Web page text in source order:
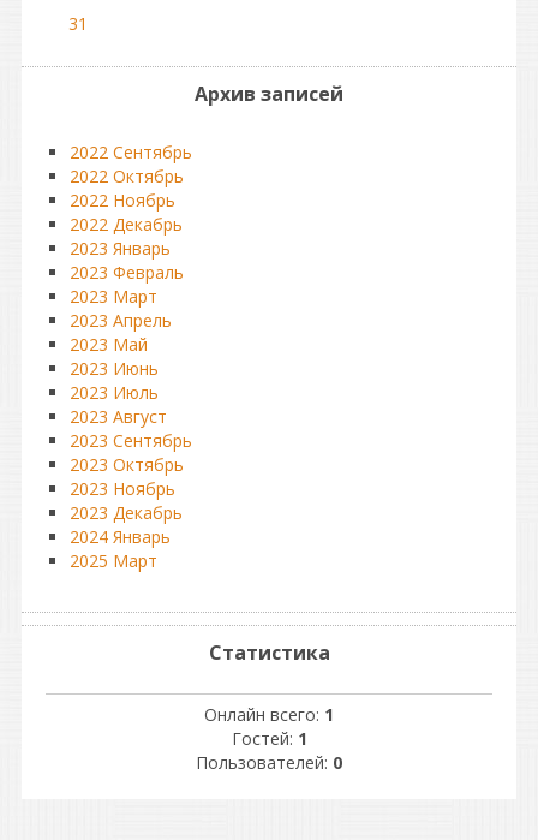
31
Архив записей
2022 Сентябрь
2022 Октябрь
2022 Ноябрь
2022 Декабрь
2023 Январь
2023 Февраль
2023 Март
2023 Апрель
2023 Май
2023 Июнь
2023 Июль
2023 Август
2023 Сентябрь
2023 Октябрь
2023 Ноябрь
2023 Декабрь
2024 Январь
2025 Март
Статистика
Онлайн всего: 1
Гостей: 1
Пользователей: 0